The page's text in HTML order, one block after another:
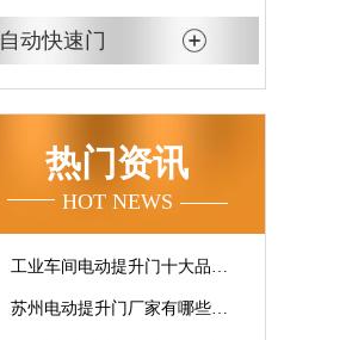
自动快速门
热门资讯
HOT NEWS
工业车间电动提升门十大品牌
【广州奇翔】
苏州电动提升门厂家有哪些优